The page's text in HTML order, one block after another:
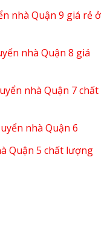
nhà Quận 9 giá rẻ ở
nhà Quận 8 giá
nhà Quận 7 chất
nhà Quận 6
Quận 5 chất lượng